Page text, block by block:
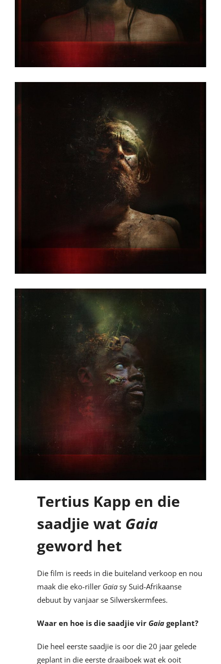
Tertius Kapp en die
saadjie wat Gaia
geword het
Die film is reeds in die buiteland verkoop en nou
maak die eko-riller Gaiasy Suid-Afrikaanse
debuut by vanjaar se Silwerskermfees.
Waar en hoe is die saadjie vir Gaiageplant?
Die heel eerste saadjie is oor die 20 jaar gelede
geplant in die eerste draaiboek wat ek ooit